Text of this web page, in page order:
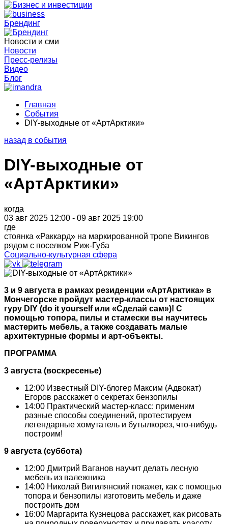
Брендинг
Новости и сми
Новости
Пресс-релизы
Видео
Блог
Главная
События
DIY-выходные от «АртАрктики»
назад в события
DIY-выходные от
«АртАрктики»
когда
03 авг 2025 12:00 - 09 авг 2025 19:00
где
стоянка «Раккард» на маркированной тропе Викингов
рядом с поселком Риж-Губа
Социально-культурная сфера
3 и 9 августа в рамках резиденции «АртАрктика» в
Мончегорске пройдут мастер-классы от настоящих
гуру DIY (do it yourself или «Сделай сам»)! С
помощью топора, пилы и стамески вы научитесь
мастерить мебель, а также создавать малые
архитектурные формы и арт-объекты.
ПРОГРАММА
3 августа (воскресенье)
12:00 Известный DIY-блогер Максим (Адвокат)
Егоров расскажет о секретах бензопилы
14:00 Практический мастер-класс: применим
разные способы соединений, протестируем
легендарные хомутатель и бутылкорез, что-нибудь
построим!
9 августа (суббота)
12:00 Дмитрий Ваганов научит делать лесную
мебель из валежника
14:00 Николай Вигилянский покажет, как с помощью
топора и бензопилы изготовить мебель и даже
построить дом
16:00 Маргарита Кузнецова расскажет, как рисовать